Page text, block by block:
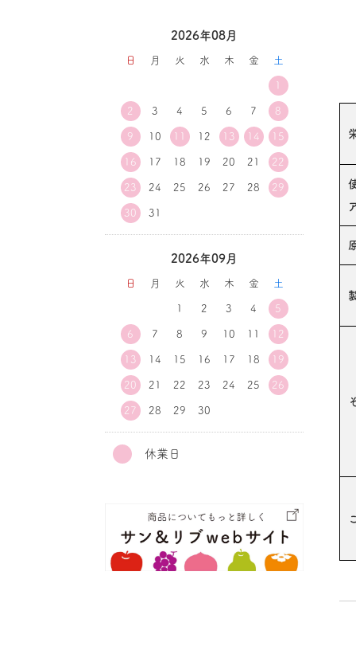
2026年08月
日 月 火 水 木 金 土
1
2 3 4 5 6 7 8
9 10 11 12 13 14 15
16 17 18 19 20 21 22
23 24 25 26 27 28 29
30 31
2026年09月
日 月 火 水 木 金 土
1 2 3 4 5
6 7 8 9 10 11 12
13 14 15 16 17 18 19
20 21 22 23 24 25 26
27 28 29 30
休業日